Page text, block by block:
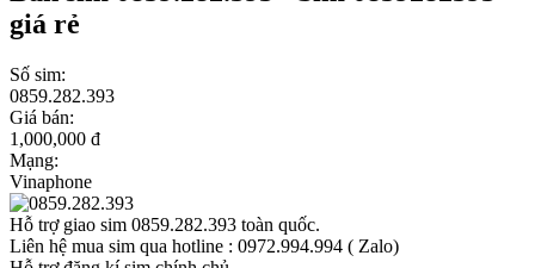
giá rẻ
Số sim:
0859.282.393
Giá bán:
1,000,000 đ
Mạng:
Vinaphone
Hỗ trợ giao sim 0859.282.393 toàn quốc.
Liên hệ mua sim qua hotline : 0972.994.994 ( Zalo)